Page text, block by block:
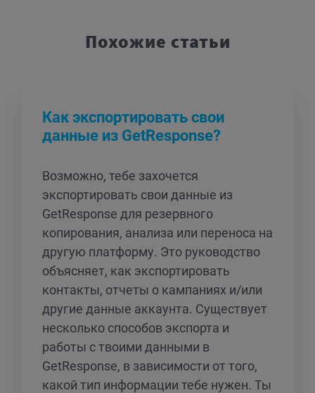
Похожие статьи
Как экспортировать свои
данные из GetResponse?
Возможно, тебе захочется
экспортировать свои данные из
GetResponse для резервного
копирования, анализа или переноса на
другую платформу. Это руководство
объясняет, как экспортировать
контакты, отчеты о кампаниях и/или
другие данные аккаунта. Существует
несколько способов экспорта и
работы с твоими данными в
GetResponse, в зависимости от того,
какой тип информации тебе нужен. Ты